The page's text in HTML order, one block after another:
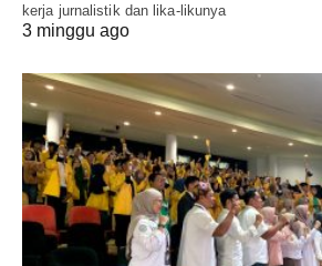
kerja jurnalistik dan lika-likunya
3 minggu ago